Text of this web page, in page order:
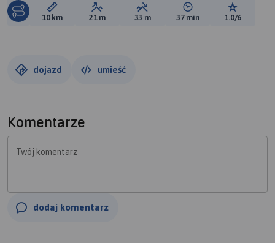
Długość trasy:
10 km Suma przewyższeń:
21 m Suma spadków:
33 m Średni czas potrzebny
37 min Ocena
1.0/6
dojazd umieść
Komentarze
Twój komentarz
dodaj komentarz